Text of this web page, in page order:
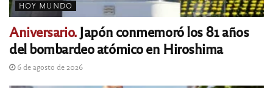
HOY MUNDO
Aniversario.Japón conmemoró los 81 años
del bombardeo atómico en Hiroshima
6 de agosto de 2026